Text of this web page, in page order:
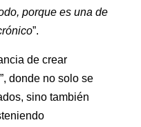
porque es una de
”.
de crear
donde no solo se
sino también